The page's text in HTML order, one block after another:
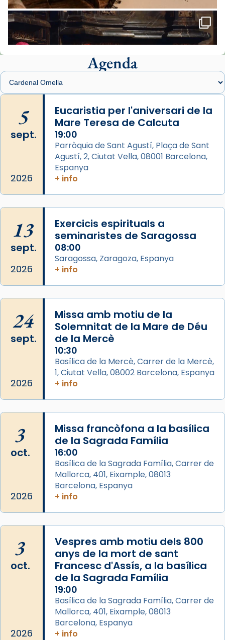
Santes de Mataró.
🔗tinyurl.com/cvu5jmbk
📸 J. Merino
de Barcelona.
2 weeks ago
Aquest dilluns, 27 de juliol, ha tingut lloc la
missa d’acció de gràcies en agraïment al
comitè organitzador de la visita apostòlica
del Sant Pare Lleó XIV a Barcelona, i als
L’arquebisbe de Barcelona, el cardenal Joan
Josep Omella, ha presidit la missa i l’ha
concelebrat el bisbe auxiliar de Barcelona,
Mons. David Abadías.
📸 Dr. G. Simón
Arquebisbat de Barcelona
2 weeks ago
Memòria de les santes Juliana i
Semproniana, verges i màrtirs.
Acompanyant la història de sant Cugat, a
partir de l’Edat Mitjana sorgeix la tradició
que les santes Juliana (“relatiu a Júlia”) i
Semproniana (“relatiu a Semprònia =
eterna”) són deixebles seves. I l’any 1667, el
frare Joan Gaspar Roig, afirma en una obra
que les santes són filles de l’antiga Iluro.
Mataró en reivindicarà les relíq
Foto
Agenda
5
sept.
2026
Eucaristia per l'aniversari de la
Mare Teresa de Calcuta
19:00
Parròquia de Sant Agustí, Plaça de Sant
Agustí, 2, Ciutat Vella, 08001 Barcelona,
Espanya
+ info
13
sept.
2026
Exercicis espirituals a
seminaristes de Saragossa
08:00
Saragossa, Zaragoza, Espanya
+ info
24
sept.
2026
Missa amb motiu de la
Solemnitat de la Mare de Déu
de la Mercè
10:30
Basílica de la Mercè, Carrer de la Mercè,
1, Ciutat Vella, 08002 Barcelona, Espanya
+ info
3
oct.
2026
Missa francòfona a la basílica
de la Sagrada Família
16:00
Basílica de la Sagrada Família, Carrer de
Mallorca, 401, Eixample, 08013
Barcelona, Espanya
+ info
3
oct.
2026
Vespres amb motiu dels 800
anys de la mort de sant
Francesc d'Assís, a la basílica
de la Sagrada Família
19:00
Basílica de la Sagrada Família, Carrer de
Mallorca, 401, Eixample, 08013
Barcelona, Espanya
+ info